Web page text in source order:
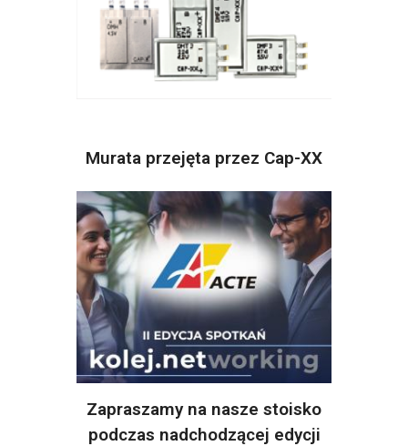
Murata przejęta przez Cap-XX
Zapraszamy na nasze stoisko
podczas nadchodzącej edycji